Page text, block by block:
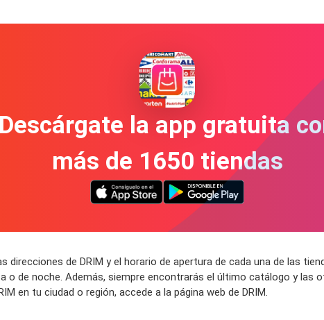
Descárgate la app gratuita
más de 1650 tiendas
de DRIM y el horario de apertura de cada una de las
o de noche. Además, siempre encontrarás el último catálogo y las
en tu ciudad o región, accede a la página web de DRIM.